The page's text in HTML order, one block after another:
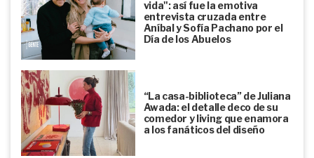
vida": así fue la emotiva
entrevista cruzada entre
Aníbal y Sofía Pachano por el
Día de los Abuelos
“La casa-biblioteca” de Juliana
Awada: el detalle deco de su
comedor y living que enamora
a los fanáticos del diseño